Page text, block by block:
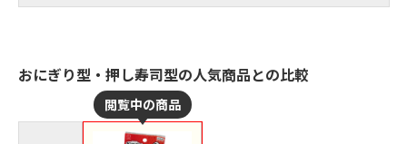
おにぎり型・押し寿司型の人気商品との比較